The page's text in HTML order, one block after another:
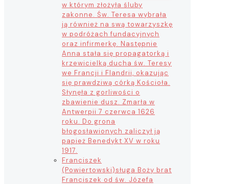
w którym złożyła śluby
zakonne. Św. Teresa wybrała
ją również na swą towarzyszkę
w podróżach fundacyjnych
oraz infirmerkę. Następnie
Anna stała się propagatorką i
krzewicielką ducha św. Teresy
we Francji i Flandrii, okazując
się prawdziwą córką Kościoła.
Słynęła z gorliwości o
zbawienie dusz. Zmarła w
Antwerpii 7 czerwca 1626
roku. Do grona
błogosławionych zaliczył ją
papież Benedykt XV w roku
1917.
Franciszek
(Powiertowski)sługa Boży brat
Franciszek od św. Józefa